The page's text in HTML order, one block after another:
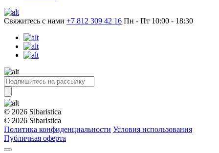
Свяжитесь с нами +7 812 309 42 16 Пн - Пт 10:00 - 18:30
© 2026 Sibaristica
© 2026 Sibaristica
Политика конфиденциальности Условия использования
Публичная оферта